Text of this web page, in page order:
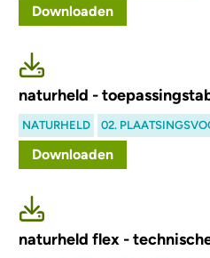
Downloaden
naturheld -
NATURHELD 02.
Downloaden
naturheld flex -